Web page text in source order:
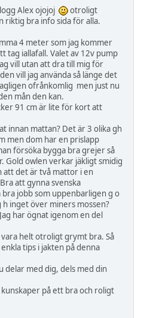
Alex ojojoj
otroligt
riktig bra info sida för alla.
4 meter som jag kommer
tag iallafall. Valet av 12v pump
vill utan att dra till mig för
vill jag använda så länge det
ofrånkomlig men just nu
mån den kan.
91 cm är lite för kort att
innan mattan? Det är 3 olika gh
men dom har en prislapp
försöka bygga bra grejer så
Gold owlen verkar jäkligt smidig
att det är två mattor i en
att gynna svenska
jobb som uppenbarligen g o
inget över miners mossen?
har ögnat igenom en del
helt otroligt grymt bra. Så
tips i jakten på denna
delar med dig, dels med din
på ett bra och roligt